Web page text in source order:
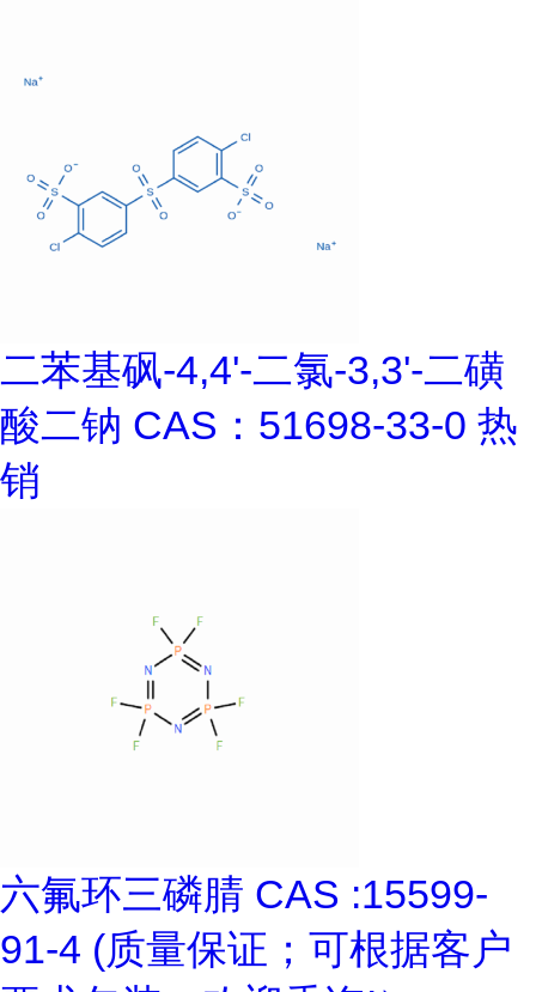
二苯基砜-4,4'-二氯-3,3'-二磺
酸二钠 CAS：51698-33-0 热
销
六氟环三磷腈 CAS :15599-
91-4 (质量保证；可根据客户